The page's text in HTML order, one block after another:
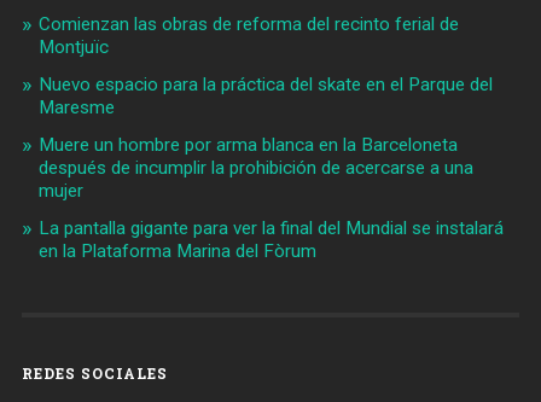
Comienzan las obras de reforma del recinto ferial de
Montjuïc
Nuevo espacio para la práctica del skate en el Parque del
Maresme
Muere un hombre por arma blanca en la Barceloneta
después de incumplir la prohibición de acercarse a una
mujer
La pantalla gigante para ver la final del Mundial se instalará
en la Plataforma Marina del Fòrum
REDES SOCIALES